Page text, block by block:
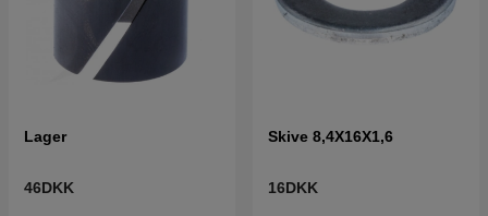
Lager
46DKK
Skive 8,4X16X1,6
16DKK